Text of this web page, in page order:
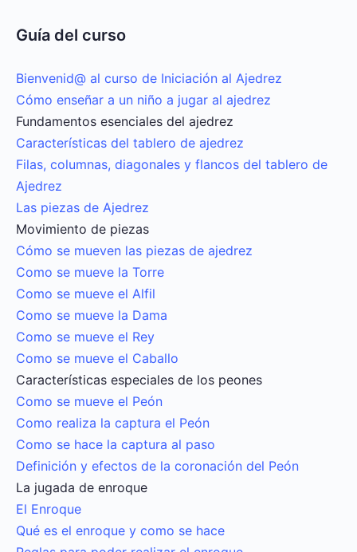
Guía del curso
Bienvenid@ al curso de Iniciación al Ajedrez
Cómo enseñar a un niño a jugar al ajedrez
Fundamentos esenciales del ajedrez
Características del tablero de ajedrez
Filas, columnas, diagonales y flancos del tablero de
Ajedrez
Las piezas de Ajedrez
Movimiento de piezas
Cómo se mueven las piezas de ajedrez
Como se mueve la Torre
Como se mueve el Alfil
Como se mueve la Dama
Como se mueve el Rey
Como se mueve el Caballo
Características especiales de los peones
Como se mueve el Peón
Como realiza la captura el Peón
Como se hace la captura al paso
Definición y efectos de la coronación del Peón
La jugada de enroque
El Enroque
Qué es el enroque y como se hace